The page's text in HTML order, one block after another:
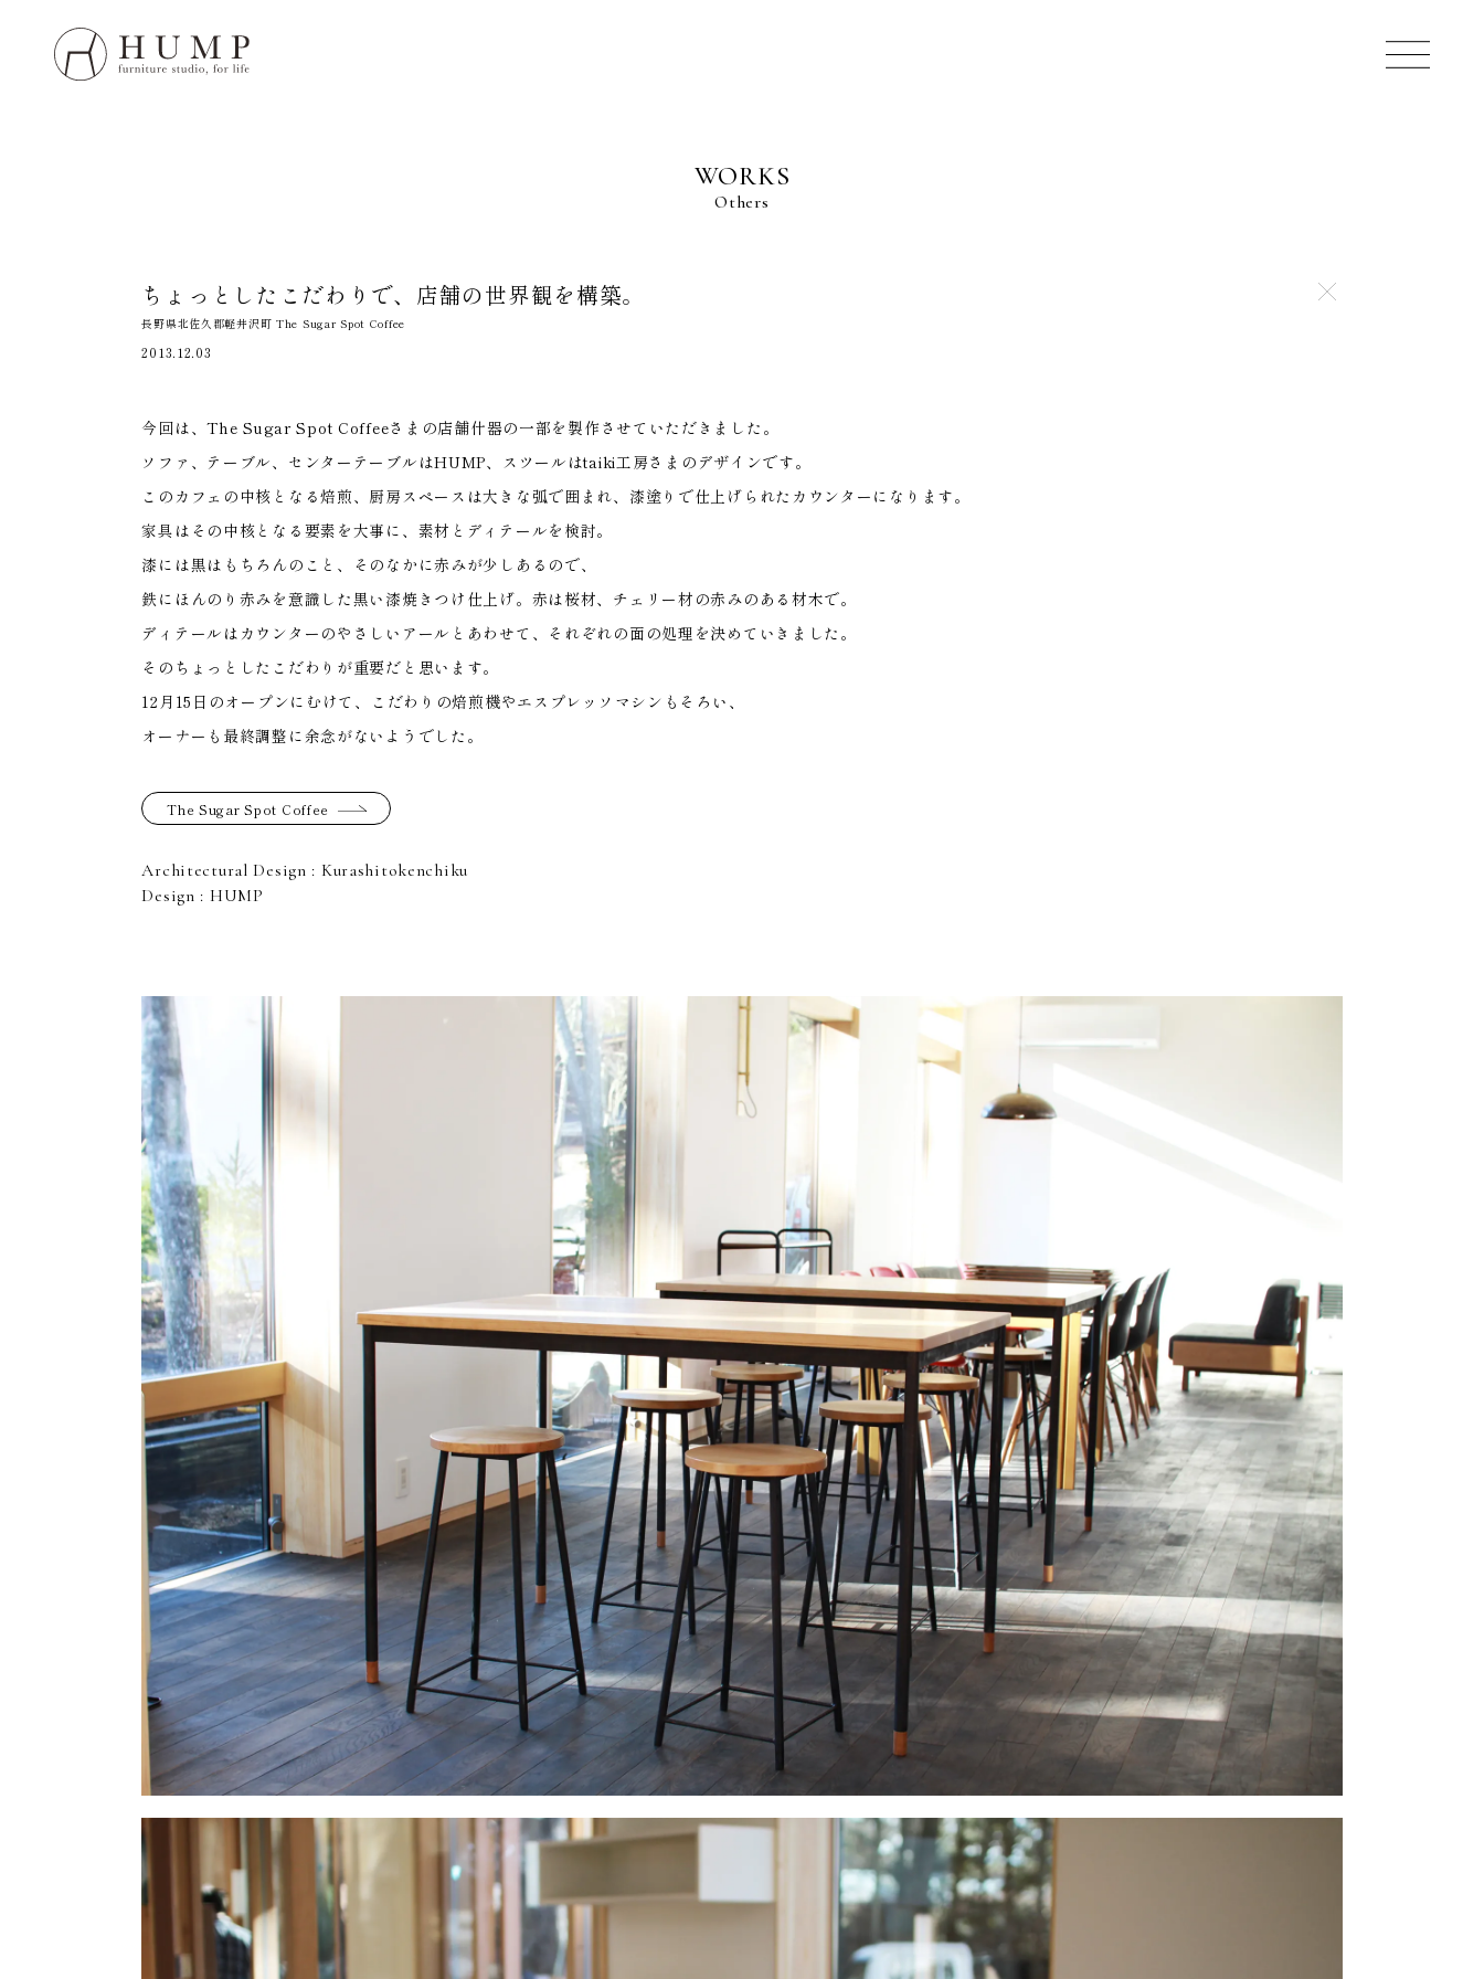
ORIGINS
MAINTENANCE
HOME
WORKS
Others
ちょっとしたこだわりで、 店舗の世界観を構築。
長野県北佐久郡軽井沢町 The Sugar Spot Coffee
2013.12.03
今回は、The Sugar Spot Coffeeさまの店舗什器の一部を製作させていただきました。
ソファ、テーブル、センターテーブルはHUMP、スツールはtaiki工房さまのデザインです。
このカフェの中核となる焙煎、厨房スペースは大きな弧で囲まれ、漆塗りで仕上げられたカウンターになります。
家具はその中核となる要素を大事に、素材とディテールを検討。
漆には黒はもちろんのこと、そのなかに赤みが少しあるので、
鉄にほんのり赤みを意識した黒い漆焼きつけ仕上げ。赤は桜材、チェリー材の赤みのある材木で。
ディテールはカウンターのやさしいアールとあわせて、それぞれの面の処理を決めていきました。
そのちょっとしたこだわりが重要だと思います。
12月15日のオープンにむけて、こだわりの焙煎機やエスプレッソマシンもそろい、
オーナーも最終調整に余念がないようでした。
The Sugar Spot Coffee
Architectural Design : Kurashitokenchiku
Design : HUMP